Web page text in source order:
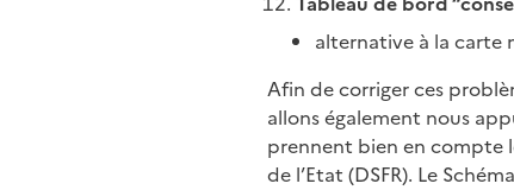
alternative à la carte
Afin de corriger ces
allons également nous
prennent bien en compte
de l’Etat (DSFR). Le